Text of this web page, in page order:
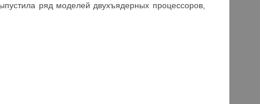
ряд моделей двухъядерных процессоров,